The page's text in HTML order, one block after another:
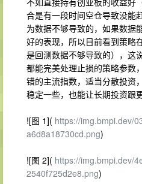
合是有一段时间空仓导致没能
为数据不够导致的，如果数据
好的表现，所以目前看到策略
是回测数据不够导致的），这
都能完美处理止损的策略参数
错的主流指数，适当分散投资
稳定一些，也能让长期投资跟
![图 1]( https://img.bmpi.dev/
a6d8a18730cd.png)
![图 2]( https://img.bmpi.dev/
2540f725d2e8.png)